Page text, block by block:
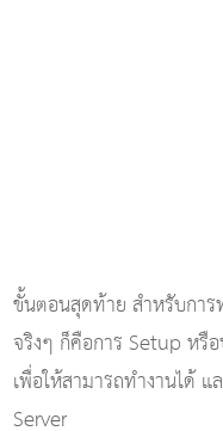
ขั้นตอนสุดท้าย สำหรับการ
จริงๆ ก็คือการ Setup หรื
เพื่อให้สามารถทำงานได้
Server